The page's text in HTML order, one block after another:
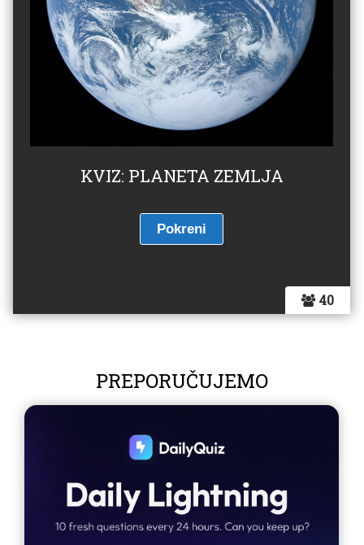
40
KVIZ: PLANETA ZEMLJA
PREPORUČUJEMO